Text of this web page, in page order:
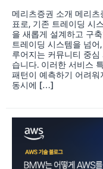
메리츠증권 소개 메리
표로, 기존 트레이딩 시
을 새롭게 설계하고 구
트레이딩 시스템을 넘
루어지는 커뮤니티 중
습니다. 이러한 서비스
패턴이 예측하기 어려
동시에 […]